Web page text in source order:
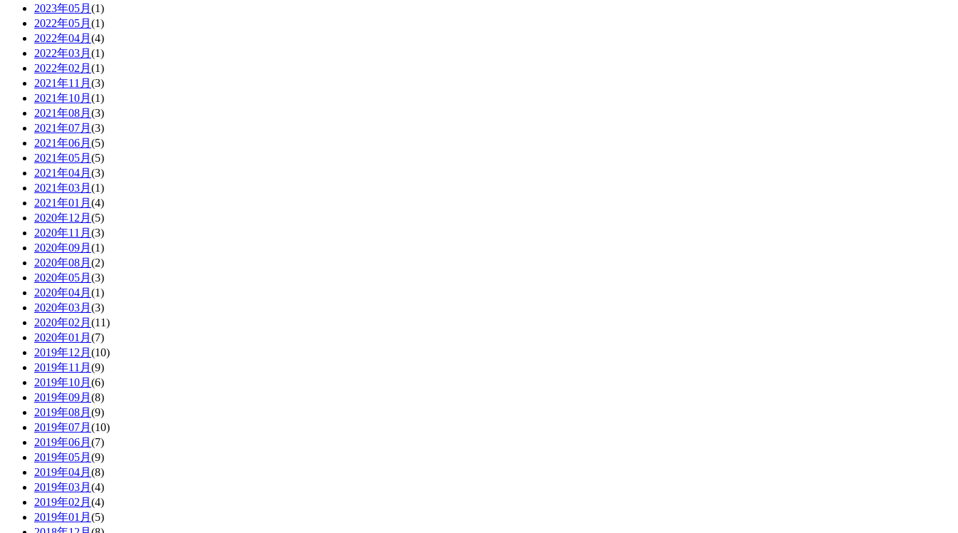
2023年05月 (1)
2022年05月 (1)
2022年04月 (4)
2022年03月 (1)
2022年02月 (1)
2021年11月 (3)
2021年10月 (1)
2021年08月 (3)
2021年07月 (3)
2021年06月 (5)
2021年05月 (5)
2021年04月 (3)
2021年03月 (1)
2021年01月 (4)
2020年12月 (5)
2020年11月 (3)
2020年09月 (1)
2020年08月 (2)
2020年05月 (3)
2020年04月 (1)
2020年03月 (3)
2020年02月 (11)
2020年01月 (7)
2019年12月 (10)
2019年11月 (9)
2019年10月 (6)
2019年09月 (8)
2019年08月 (9)
2019年07月 (10)
2019年06月 (7)
2019年05月 (9)
2019年04月 (8)
2019年03月 (4)
2019年02月 (4)
2019年01月 (5)